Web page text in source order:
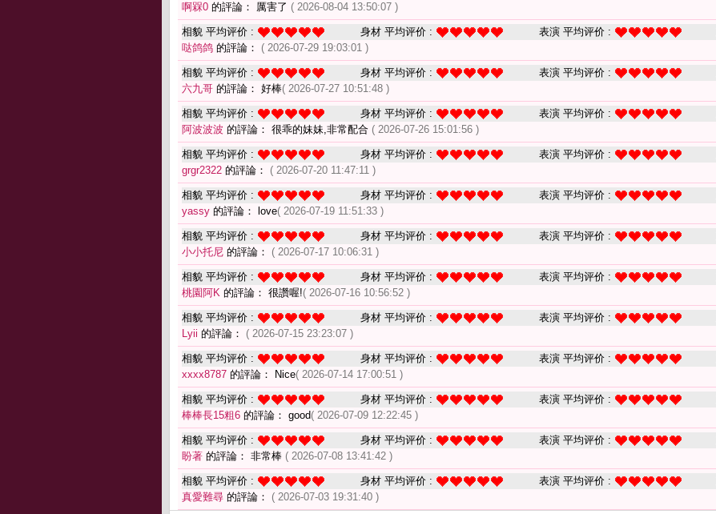
啊槑0 的評論： 厲害了 ( 2026-08-04 13:50:07 )
相貌 平均评价 : 身材 平均评价 : 表演 平均评价 :
哒鸽鸽 的評論： ( 2026-07-29 19:03:01 )
相貌 平均评价 : 身材 平均评价 : 表演 平均评价 :
六九哥 的評論： 好棒( 2026-07-27 10:51:48 )
相貌 平均评价 : 身材 平均评价 : 表演 平均评价 :
阿波波波 的評論： 很乖的妹妹,非常配合 ( 2026-07-26 15:01:56 )
相貌 平均评价 : 身材 平均评价 : 表演 平均评价 :
grgr2322 的評論： ( 2026-07-20 11:47:11 )
相貌 平均评价 : 身材 平均评价 : 表演 平均评价 :
yassy 的評論： love( 2026-07-19 11:51:33 )
相貌 平均评价 : 身材 平均评价 : 表演 平均评价 :
小小托尼 的評論： ( 2026-07-17 10:06:31 )
相貌 平均评价 : 身材 平均评价 : 表演 平均评价 :
桃園阿K 的評論： 很讚喔!( 2026-07-16 10:56:52 )
相貌 平均评价 : 身材 平均评价 : 表演 平均评价 :
Lyii 的評論： ( 2026-07-15 23:23:07 )
相貌 平均评价 : 身材 平均评价 : 表演 平均评价 :
xxxx8787 的評論： Nice( 2026-07-14 17:00:51 )
相貌 平均评价 : 身材 平均评价 : 表演 平均评价 :
棒棒長15粗6 的評論： good( 2026-07-09 12:22:45 )
相貌 平均评价 : 身材 平均评价 : 表演 平均评价 :
盼著 的評論： 非常棒 ( 2026-07-08 13:41:42 )
相貌 平均评价 : 身材 平均评价 : 表演 平均评价 :
真愛難尋 的評論： ( 2026-07-03 19:31:40 )